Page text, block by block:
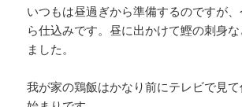
いつもは昼過ぎから準備するのですが
ら仕込みです。昼に出かけて鰹の刺身
ました。
我が家の鶏飯はかなり前にテレビで見